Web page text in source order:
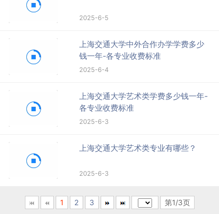
2025-6-5
上海交通大学中外合作办学学费多少
钱一年-各专业收费标准
2025-6-4
上海交通大学艺术类学费多少钱一年-
各专业收费标准
2025-6-3
上海交通大学艺术类专业有哪些？
2025-6-3
1 2 3 第1/3页